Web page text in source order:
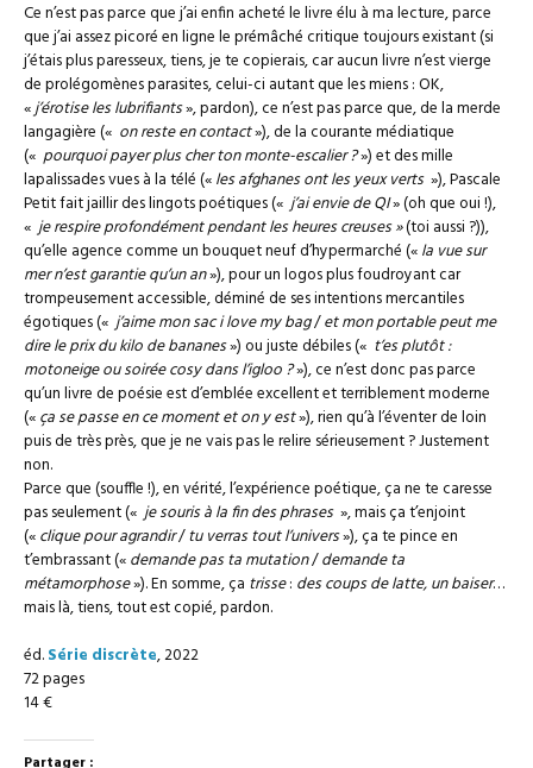
Ce n’est pas parce que j’ai enfin acheté le livre élu à ma lecture, parce
que j’ai assez picoré en ligne le prémâché critique toujours existant (si
j’étais plus paresseux, tiens, je te copierais, car aucun livre n’est vierge
de prolégomènes parasites, celui-ci autant que les miens : OK,
«j’érotise les lubrifiants», pardon), ce n’est pas parce que, de la merde
langagière (« on reste en contact»), de la courante médiatique
(« pourquoi payer plus cher ton monte-escalier ?») et des mille
lapalissades vues à la télé («les afghanes ont les yeux verts »), Pascale
Petit fait jaillir des lingots poétiques (« j’ai envie de QI» (oh que oui !),
« je respire profondément pendant les heures creuses »(toi aussi ?)),
qu’elle agence comme un bouquet neuf d’hypermarché («la vue sur
mer n’est garantie qu’un an»), pour un logos plus foudroyant car
trompeusement accessible, déminé de ses intentions mercantiles
égotiques (« j’aime mon sac i love my bag/et mon portable peut me
dire le prix du kilo de bananes») ou juste débiles (« t’es plutôt :
motoneige ou soirée cosy dans l’igloo ?»), ce n’est donc pas parce
qu’un livre de poésie est d’emblée excellent et terriblement moderne
(«ça se passe en ce moment et on y est»), rien qu’à l’éventer de loin
puis de très près, que je ne vais pas le relire sérieusement ? Justement
non.
Parce que (souffle !), en vérité, l’expérience poétique, ça ne te caresse
pas seulement (« je souris à la fin des phrases », mais ça t’enjoint
(«clique pour agrandir/tu verras tout l’univers»), ça te pince en
t’embrassant («demande pas ta mutation/demande ta
métamorphose»). En somme, ça trisse: des coups de latte, un baiser…
mais là, tiens, tout est copié, pardon.
éd.Série discrète, 2022
72 pages
14 €